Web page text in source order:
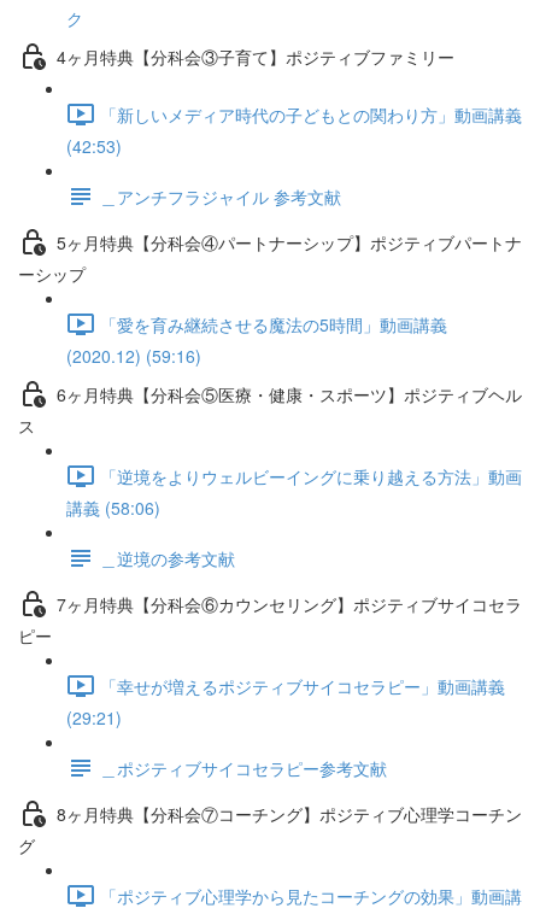
ク
4ヶ月特典【分科会③子育て】ポジティブファミリー
「新しいメディア時代の子どもとの関わり方」動画講義
(42:53)
＿アンチフラジャイル 参考文献
5ヶ月特典【分科会④パートナーシップ】ポジティブパートナ
ーシップ
「愛を育み継続させる魔法の5時間」動画講義
(2020.12) (59:16)
6ヶ月特典【分科会⑤医療・健康・スポーツ】ポジティブヘル
ス
「逆境をよりウェルビーイングに乗り越える方法」動画
講義 (58:06)
＿逆境の参考文献
7ヶ月特典【分科会⑥カウンセリング】ポジティブサイコセラ
ピー
「幸せが増えるポジティブサイコセラピー」動画講義
(29:21)
＿ポジティブサイコセラピー参考文献
8ヶ月特典【分科会⑦コーチング】ポジティブ心理学コーチン
グ
「ポジティブ心理学から見たコーチングの効果」動画講